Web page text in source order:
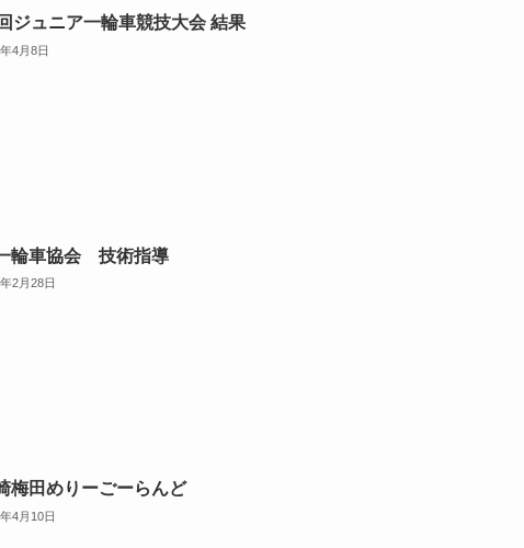
ジュニア一輪車競技大会 結果
4月8日
輪車協会 技術指導
2月28日
梅田めりーごーらんど
4月10日